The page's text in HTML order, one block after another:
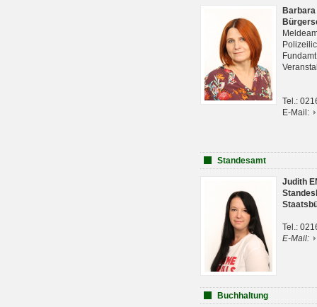
Tel.:
E-Mail:
Standesamt
Judith
Tel.:
E-Mail:
Buchhaltung